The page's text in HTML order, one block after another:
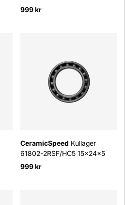
999 kr
CeramicSpeed Kullager
61802-2RSF/HC5 15x24x5
999 kr